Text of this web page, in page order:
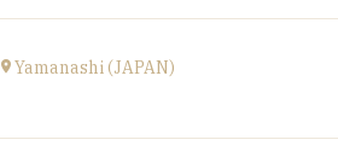
Boulevard Harpignies, 59301
at19H00
Yamanashi (JAPAN)